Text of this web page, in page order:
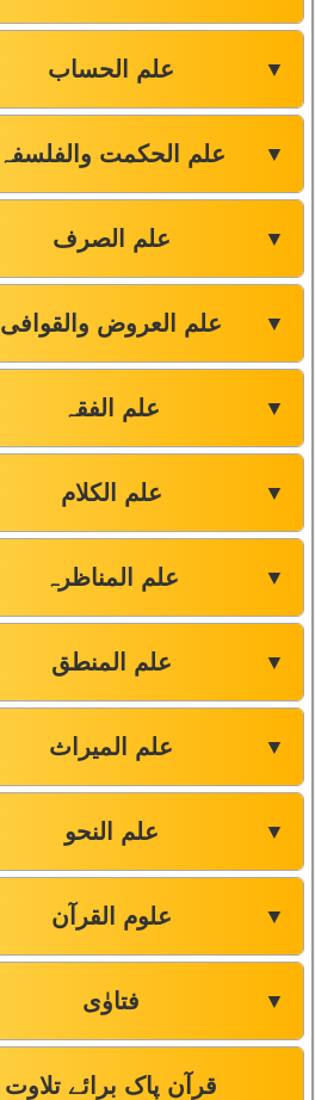
علم الحساب ▼
علم الحکمت والفلسفہ ▼
علم الصرف ▼
علم العروض والقوافی ▼
علم الفقہ ▼
علم الکلام ▼
علم المناظرہ ▼
علم المنطق ▼
علم المیراث ▼
علم النحو ▼
علوم القرآن ▼
فتاوٰی ▼
قرآن پاک برائے تلاوت